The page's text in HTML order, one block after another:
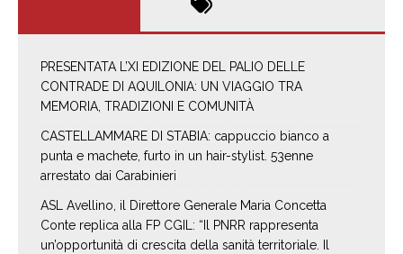
PRESENTATA L’XI EDIZIONE DEL PALIO DELLE
CONTRADE DI AQUILONIA: UN VIAGGIO TRA
MEMORIA, TRADIZIONI E COMUNITÀ
CASTELLAMMARE DI STABIA: cappuccio bianco a
punta e machete, furto in un hair-stylist. 53enne
arrestato dai Carabinieri
ASL Avellino, il Direttore Generale Maria Concetta
Conte replica alla FP CGIL: “Il PNRR rappresenta
un’opportunità di crescita della sanità territoriale. Il